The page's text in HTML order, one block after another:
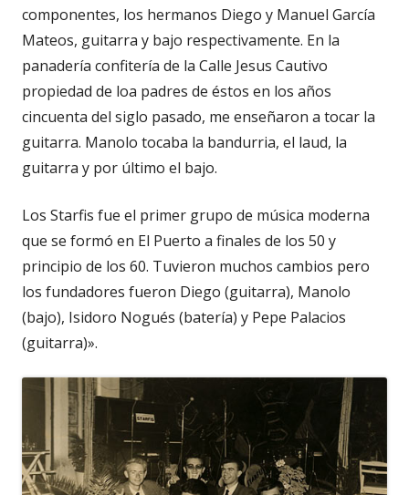
componentes, los hermanos Diego y Manuel García
Mateos, guitarra y bajo respectivamente. En la
panadería confitería de la Calle Jesus Cautivo
propiedad de loa padres de éstos en los años
cincuenta del siglo pasado, me enseñaron a tocar la
guitarra. Manolo tocaba la bandurria, el laud, la
guitarra y por último el bajo.
Los Starfis fue el primer grupo de música moderna
que se formó en El Puerto a finales de los 50 y
principio de los 60. Tuvieron muchos cambios pero
los fundadores fueron Diego (guitarra), Manolo
(bajo), Isidoro Nogués (batería) y Pepe Palacios
(guitarra)».